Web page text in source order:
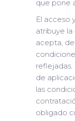
que pone
El acceso
atribuye
acepta,
reflejadas.
de
las
obligado